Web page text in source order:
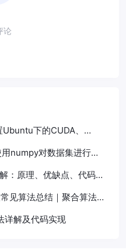
论
下的CUDA、
numpy对数据集进行保
：原理、优缺点、代码实
见算法总结｜聚合算法｜
详解及代码实现